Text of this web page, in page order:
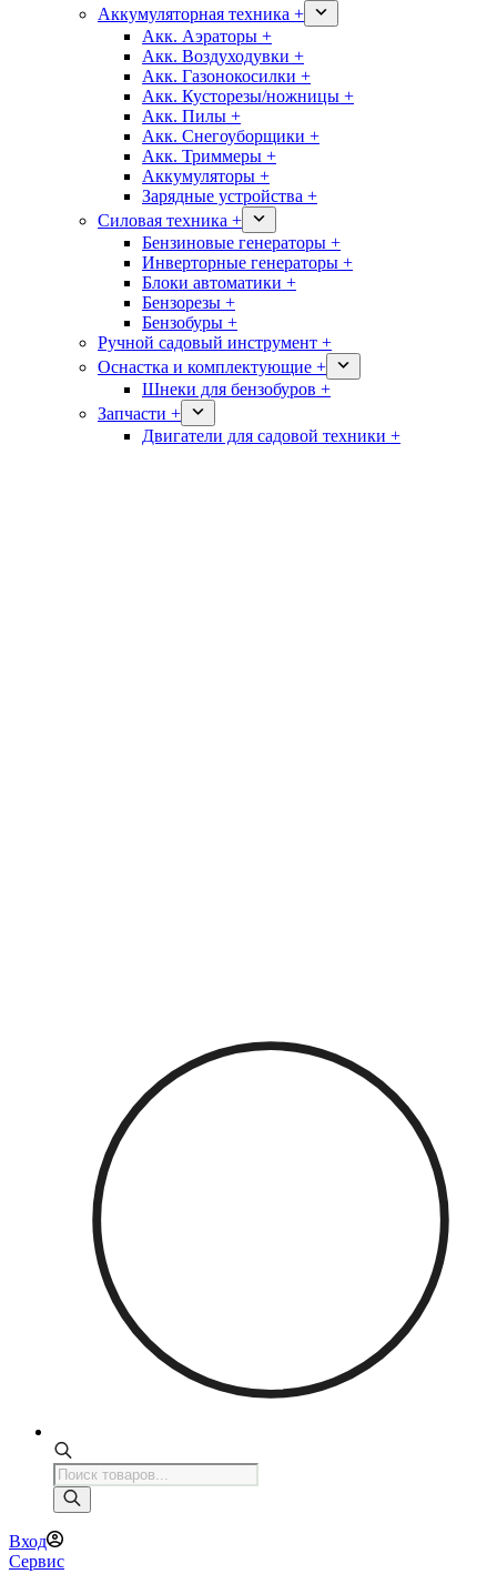
Аккумуляторная техника +
Акк. Аэраторы +
Акк. Воздуходувки +
Акк. Газонокосилки +
Акк. Кусторезы/ножницы +
Акк. Пилы +
Акк. Снегоуборщики +
Акк. Триммеры +
Аккумуляторы +
Зарядные устройства +
Силовая техника +
Бензиновые генераторы +
Инверторные генераторы +
Блоки автоматики +
Бензорезы +
Бензобуры +
Ручной садовый инструмент +
Оснастка и комплектующие +
Шнеки для бензобуров +
Запчасти +
Двигатели для садовой техники +
Поиск
товаров
Вход
Сервис